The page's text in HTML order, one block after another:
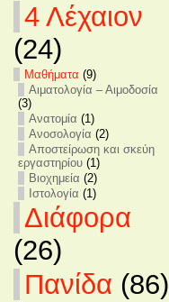
4 Λέχαιον
(24)
Mαθήματα (9)
Αιματολογία – Αιμοδοσία
(3)
Ανατομία (1)
Ανοσολογία (2)
Αποστείρωση και σκεύη
εργαστηρίου(1)
Βιοχημεία (2)
Ιστολογία (1)
Διάφορα
(26)
Πανίδα (86)